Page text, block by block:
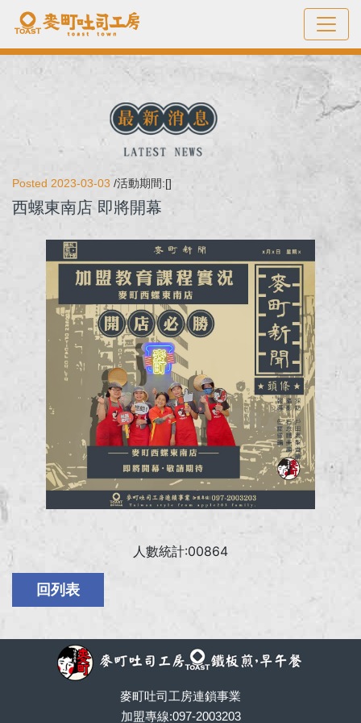
Posted 2023-03-03 /活動期間:[]
西螺東南店 即將開幕
人數統計:00864
麥町吐司工房連鎖事業
加盟專線:097-2003203